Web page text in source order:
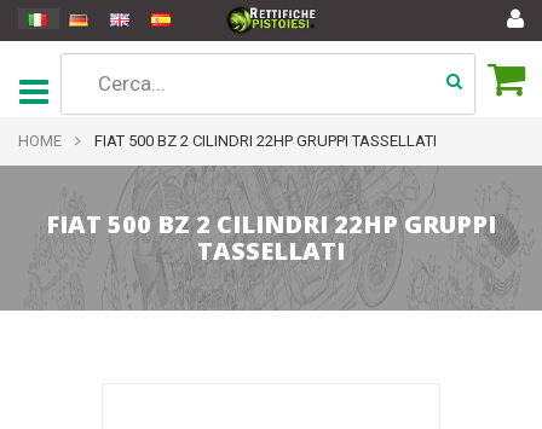
HOME FIAT 500 BZ 2 CILINDRI 22HP GRUPPI TASSELLATI
FIAT 500 BZ 2 CILINDRI 22HP GRUPPI
TASSELLATI